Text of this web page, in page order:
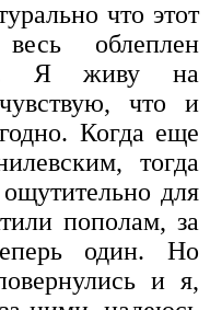
что этот
облеплен
Я живу на
что и
Когда еще
тогда
для
пополам, за
один. Но
и я,